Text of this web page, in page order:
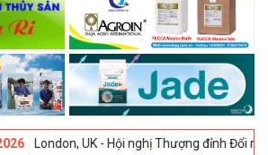
London, UK - Hội nghị Thượng đỉnh Đổi mới